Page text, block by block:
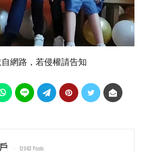
網路，若侵權請告知
12063 Posts